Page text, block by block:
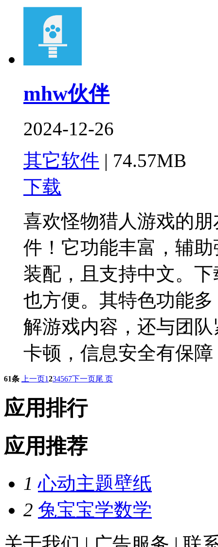
mhw伙伴
2024-12-26
其它软件 | 74.57MB
下载
喜欢怪物猎人游戏的
件！它功能丰富，辅
装配，且支持中文。
也方便。其特色功能
解游戏内容，还与团
卡顿，信息安全有保
61条 上一页1234567下一页尾 页
应用排行
应用推荐
1心动主题壁纸
2 兔宝宝学数学